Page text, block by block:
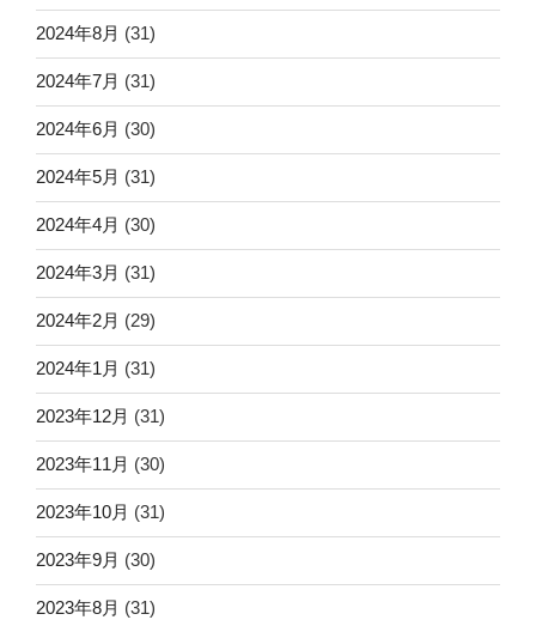
2024年8月 (31)
2024年7月 (31)
2024年6月 (30)
2024年5月 (31)
2024年4月 (30)
2024年3月 (31)
2024年2月 (29)
2024年1月 (31)
2023年12月 (31)
2023年11月 (30)
2023年10月 (31)
2023年9月 (30)
2023年8月 (31)